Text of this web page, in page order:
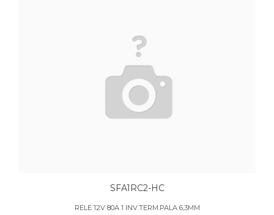
SFA1RC2-HC
RELE 12V 80A 1 INV.TERM.PALA 6,3MM